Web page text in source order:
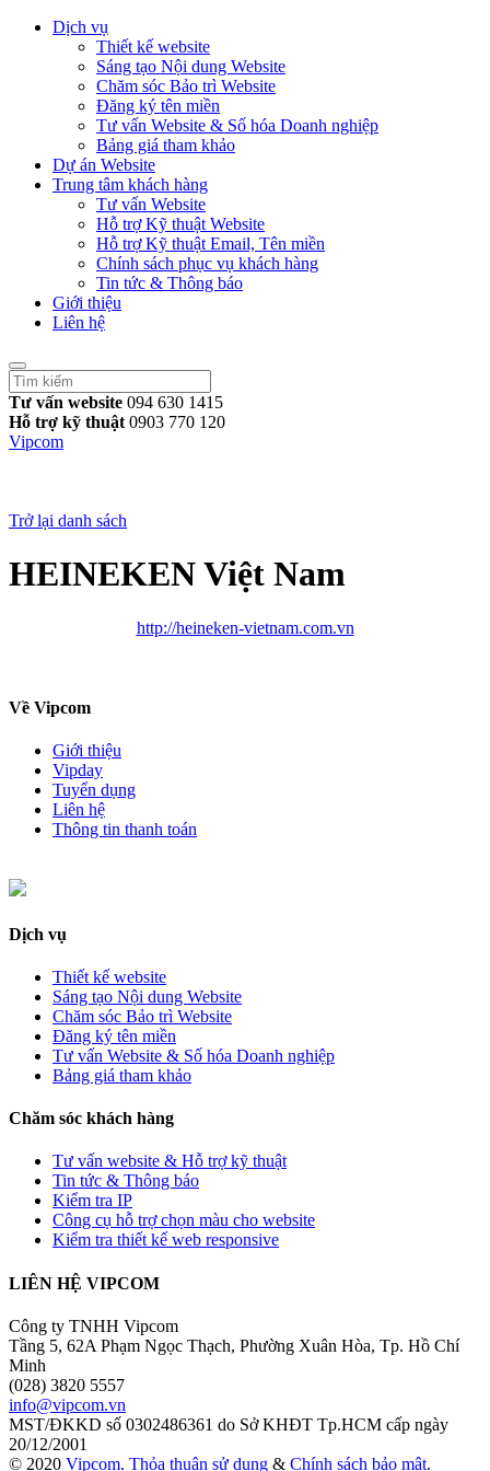
Dịch vụ
Thiết kế website
Sáng tạo Nội dung Website
Chăm sóc Bảo trì Website
Đăng ký tên miền
Tư vấn Website & Số hóa Doanh nghiệp
Bảng giá tham khảo
Dự án Website
Trung tâm khách hàng
Tư vấn Website
Hỗ trợ Kỹ thuật Website
Hỗ trợ Kỹ thuật Email, Tên miền
Chính sách phục vụ khách hàng
Tin tức & Thông báo
Giới thiệu
Liên hệ
Tư vấn website 094 630 1415
Hỗ trợ kỹ thuật 0903 770 120
Vipcom
Trở lại danh sách
HEINEKEN Việt Nam
http://heineken-vietnam.com.vn
Về Vipcom
Giới thiệu
Vipday
Tuyển dụng
Liên hệ
Thông tin thanh toán
Dịch vụ
Thiết kế website
Sáng tạo Nội dung Website
Chăm sóc Bảo trì Website
Đăng ký tên miền
Tư vấn Website & Số hóa Doanh nghiệp
Bảng giá tham khảo
Chăm sóc khách hàng
Tư vấn website & Hỗ trợ kỹ thuật
Tin tức & Thông báo
Kiểm tra IP
Công cụ hỗ trợ chọn màu cho website
Kiểm tra thiết kế web responsive
LIÊN HỆ VIPCOM
Công ty TNHH Vipcom
Tầng 5, 62A Phạm Ngọc Thạch, Phường Xuân Hòa, Tp. Hồ Chí
Minh
(028) 3820 5557
info@vipcom.vn
MST/ĐKKD số 0302486361 do Sở KHĐT Tp.HCM cấp ngày
20/12/2001
© 2020 Vipcom. Thỏa thuận sử dụng & Chính sách bảo mật.